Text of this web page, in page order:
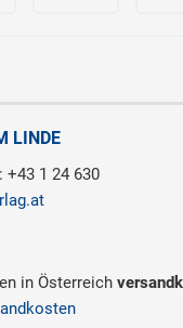
LINDE
+43 1 24 630
in Österreich